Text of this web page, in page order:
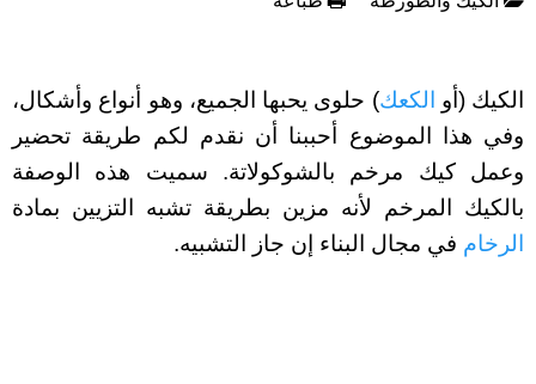
الكيك (أو الكعك) حلوى يحبها الجميع، وهو أنواع وأشكال،
وفي هذا الموضوع أحببنا أن نقدم لكم طريقة تحضير
وعمل كيك مرخم بالشوكولاتة. سميت هذه الوصفة
بالكيك المرخم لأنه مزين بطريقة تشبه التزيين بمادة
الرخام في مجال البناء إن جاز التشبيه.